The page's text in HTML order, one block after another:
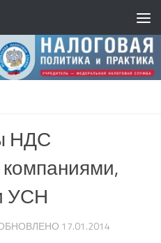
НДС
УСН
ОБНОВЛЕНО 17.01.2014